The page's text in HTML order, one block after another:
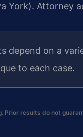
York). Attorney
depend on a
to each case.
Prior results do not